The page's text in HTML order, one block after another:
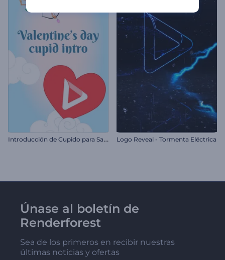
I
ntroducción de Cupido para San Valentín Logo Reveal - Tormenta Eléctrica
Únase al boletín de
Renderforest
Sea de los primeros en recibir nuestras
últimas noticias y ofertas